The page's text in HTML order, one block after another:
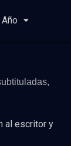
al escritor y